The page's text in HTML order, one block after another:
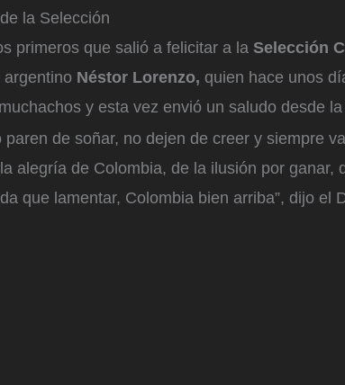
la Selección
primeros que salió a felicitar a la Selección
Néstor Lorenzo, quien hace unos
y esta vez envió un saludo desde
paren de soñar, no dejen de creer y siempre
alegría de Colombia, de la ilusión por ganar,
que lamentar, Colombia bien arriba”, dijo el